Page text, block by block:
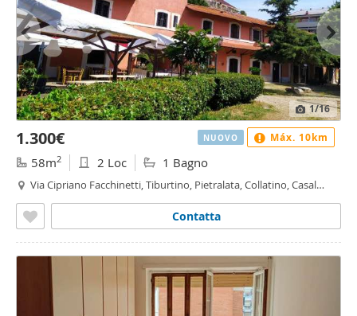
1/16
1.300€
58m2 2 Loc 1 Bagno
Via Cipriano Facchinetti, Tiburtino, Pietralata, Collatino, Casal
Contatta
NUOVO Máx. 10km